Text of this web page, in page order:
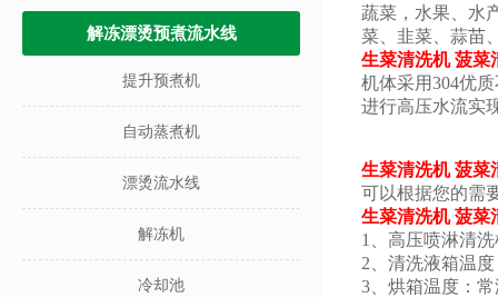
解冻漂烫预煮流水线
提升预煮机
自动蒸煮机
漂烫流水线
解冻机
冷却池
蔬菜，水果、水
菜、韭菜、蒜苗
生菜清洗机 菠
机体采用304优
进行高压水流实
生菜清洗机 菠
可以根据您的需
生菜清洗机 菠
1、高压喷淋清
2、清洗液箱温
3、烘箱温度：